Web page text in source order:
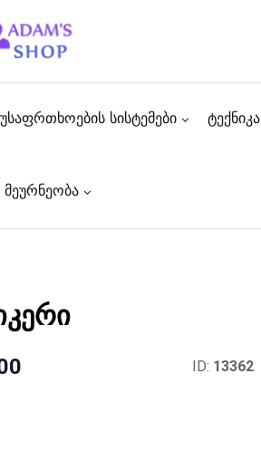
უსაფრთხოების სისტემები ტექნიკა
ID: 13362